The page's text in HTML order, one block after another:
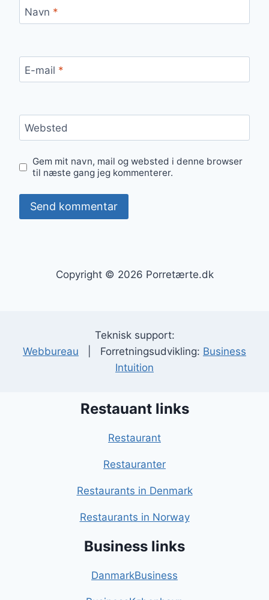
Navn *
E-mail *
Websted
Gem mit navn, mail og websted i denne browser
til næste gang jeg kommenterer.
Copyright © 2026 Porretærte.dk
Teknisk support:
Webbureau | Forretningsudvikling: Business
Intuition
Restauant links
Restaurant
Restauranter
Restaurants in Denmark
Restaurants in Norway
Business links
DanmarkBusiness